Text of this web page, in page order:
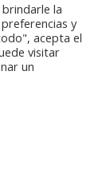
de
la
y
acepta el
visitar
un